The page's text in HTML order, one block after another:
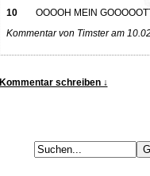
10
OOOOH MEIN
Kommentar von Timster am
Kommentar schreiben ↓